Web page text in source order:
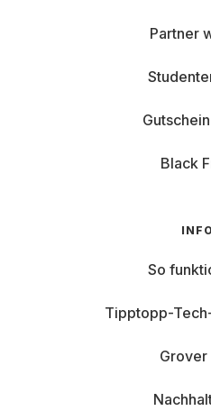
Partner
Black
So
Tipptopp-
Grover